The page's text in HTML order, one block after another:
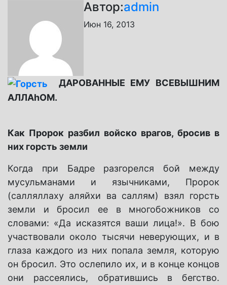
Автор:admin
Июн 16, 2013
ДАРОВАННЫЕ ЕМУ ВСЕВЫШНИМ
АЛЛАhОМ.
Как Пророк разбил войско врагов, бросив в
них горсть земли
Когда при Бадре разгорелся бой между
мусульманами и язычниками, Пророк
(салляллаху аляйхи ва саллям) взял горсть
земли и бросил ее в многобожников со
словами: «Да исказятся ваши лица!». В бою
участвовали около тысячи неверующих, и в
глаза каждого из них попала земля, которую
он бросил. Это ослепило их, и в конце концов
они рассеялись, обратившись в бегство.